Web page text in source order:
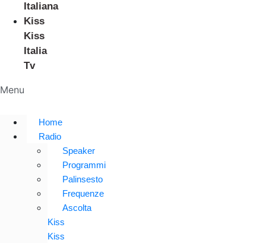
Italiana
Kiss
Kiss
Italia
Tv
Menu
Home
Radio
Speaker
Programmi
Palinsesto
Frequenze
Ascolta
Kiss
Kiss